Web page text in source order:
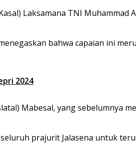
Laksamana TNI Muhammad
bahwa capaian ini
2024
Mabesal, yang sebelumnya
prajurit Jalasena untuk